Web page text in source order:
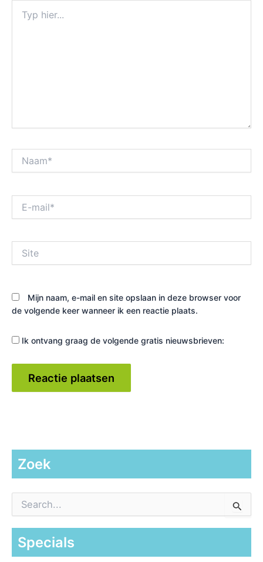
hier...
mail*
Mijn naam, e-mail en site opslaan in deze browser voor
de volgende keer wanneer ik een reactie plaats.
Ik ontvang graag de volgende gratis nieuwsbrieven:
Zoek
a
Specials